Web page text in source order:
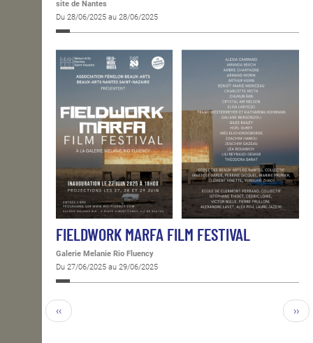
site de Nantes
Du 28/06/2025 au 28/06/2025
FIELDWORK MARFA FILM FESTIVAL
Galerie Melanie Rio Fluency
Du 27/06/2025 au 29/06/2025
‹‹ ››